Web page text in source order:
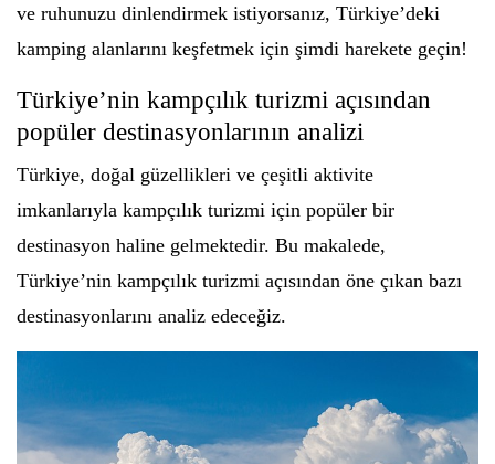
ve ruhunuzu dinlendirmek istiyorsanız, Türkiye’deki
kamping alanlarını keşfetmek için şimdi harekete geçin!
Türkiye’nin kampçılık turizmi açısından
popüler destinasyonlarının analizi
Türkiye, doğal güzellikleri ve çeşitli aktivite
imkanlarıyla kampçılık turizmi için popüler bir
destinasyon haline gelmektedir. Bu makalede,
Türkiye’nin kampçılık turizmi açısından öne çıkan bazı
destinasyonlarını analiz edeceğiz.